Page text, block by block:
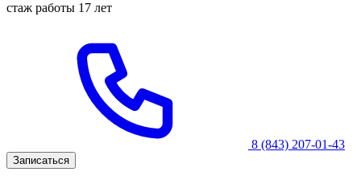
стаж работы 17 лет
8 (843) 207-01-43
Записаться